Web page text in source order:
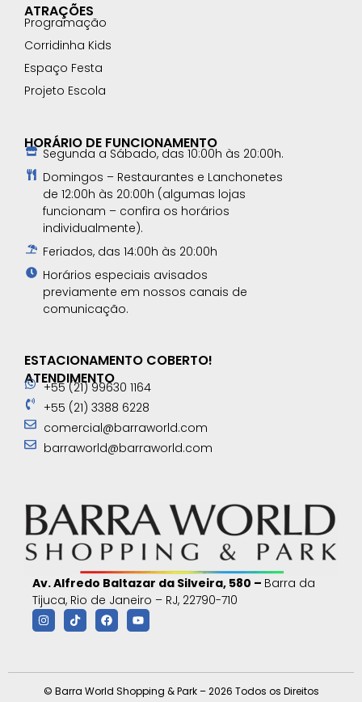
ATRAÇÕES
Programação
Corridinha Kids
Espaço Festa
Projeto Escola
HORÁRIO DE FUNCIONAMENTO
Segunda a Sábado, das 10:00h às 20:00h.
Domingos – Restaurantes e Lanchonetes
de 12:00h às 20:00h (algumas lojas
funcionam – confira os horários
individualmente).
Feriados, das 14:00h às 20:00h
Horários especiais avisados
previamente em nossos canais de
comunicação.​
ESTACIONAMENTO COBERTO!
ATENDIMENTO
+55 (21) 99630 1164
+55 (21) 3388 6228
comercial@barraworld.com
barraworld@barraworld.com
Av. Alfredo Baltazar da Silveira, 580 – Barra da
Tijuca, Rio de Janeiro – RJ, 22790-710
© Barra World Shopping & Park – 2026 Todos os Direitos